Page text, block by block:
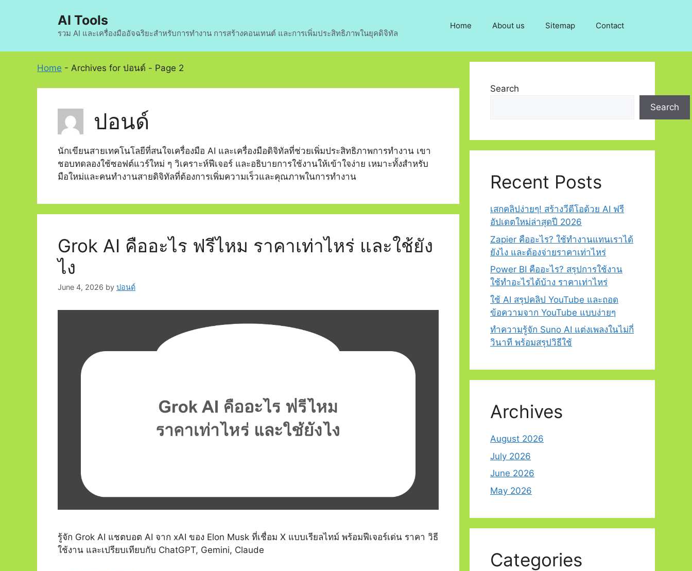
AI Tools
รวม AI และเครื่องมืออัจฉริยะสำหรับการทำงาน การสร้างคอนเทนต์ และการเพิ่มประสิทธิภาพในยุคดิจิทัล
Home About us Sitemap Contact
Home - Archives for ปอนด์ - Page 2
ปอนด์
นักเขียนสายเทคโนโลยีที่สนใจเครื่องมือ AI และเครื่องมือดิจิทัลที่ช่วยเพิ่มประสิทธิภาพการทำงาน เขา
ชอบทดลองใช้ซอฟต์แวร์ใหม่ ๆ วิเคราะห์ฟีเจอร์ และอธิบายการใช้งานให้เข้าใจง่าย เหมาะทั้งสำหรับ
มือใหม่และคนทำงานสายดิจิทัลที่ต้องการเพิ่มความเร็วและคุณภาพในการทำงาน
Grok AI คืออะไร ฟรีไหม ราคาเท่าไหร่ และใช้ยัง
ไง
June 4, 2026 by ปอนด์
รู้จัก Grok AI แชตบอต AI จาก xAI ของ Elon Musk ที่เชื่อม X แบบเรียลไทม์ พร้อมฟีเจอร์เด่น ราคา วิธี
ใช้งาน และเปรียบเทียบกับ ChatGPT, Gemini, Claude
Search
Search
Recent Posts
เสกคลิปง่ายๆ! สร้างวีดีโอด้วย AI ฟรี
อัปเดตใหม่ล่าสุดปี 2026
Zapier คืออะไร? ใช้ทำงานแทนเราได้
ยังไง และต้องจ่ายราคาเท่าไหร่
Power BI คืออะไร? สรุปการใช้งาน
ใช้ทำอะไรได้บ้าง ราคาเท่าไหร่
ใช้ AI สรุปคลิป YouTube และถอด
ข้อความจาก YouTube แบบง่ายๆ
ทำความรู้จัก Suno AI แต่งเพลงในไม่กี่
วินาที พร้อมสรุปวิธีใช้
Archives
August 2026
July 2026
June 2026
May 2026
Categories